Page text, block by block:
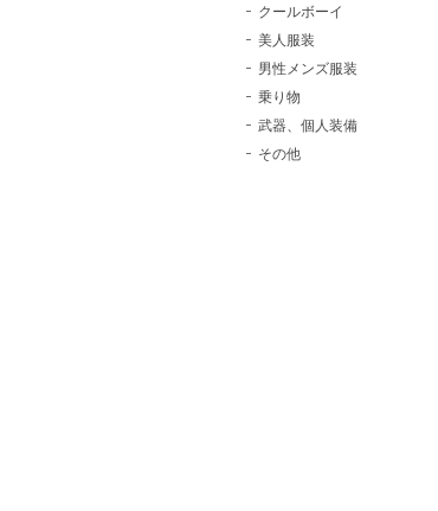
クールボーイ
美人服装
男性メンズ服装
乗り物
武器、個人装備
その他